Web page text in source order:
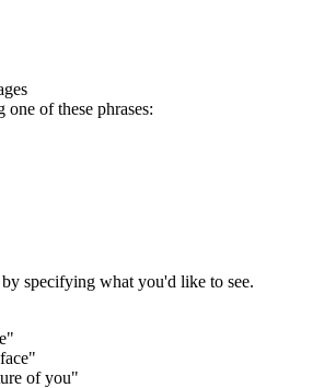
one of these phrases:
specifying what you'd like to see.
of you"